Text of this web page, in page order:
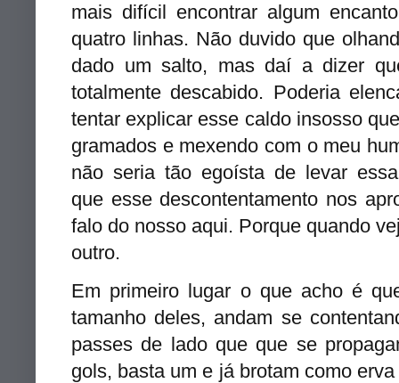
mais difícil encontrar algum
quatro linhas. Não duvido que
dado um salto, mas daí a dizer
totalmente descabido. Poderia
tentar explicar esse caldo insosso
gramados e mexendo com o meu
não seria tão egoísta de levar
que esse descontentamento nos
falo do nosso aqui. Porque quando
outro.
Em primeiro lugar o que acho é
tamanho deles, andam se
passes de lado que que se
gols, basta um e já brotam como